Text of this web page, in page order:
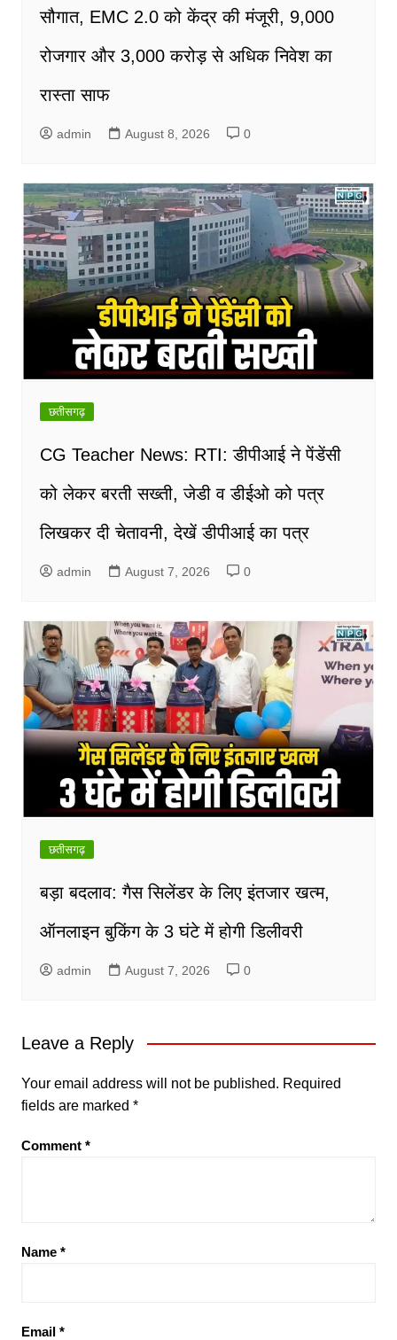
सौगात, EMC 2.0 को केंद्र की मंजूरी, 9,000
रोजगार और 3,000 करोड़ से अधिक निवेश का
रास्ता साफ
admin August 8, 2026 0
छतीसगढ़
CG Teacher News: RTI: डीपीआई ने पेंडेंसी
को लेकर बरती सख्ती, जेडी व डीईओ को पत्र
लिखकर दी चेतावनी, देखें डीपीआई का पत्र
admin August 7, 2026 0
छतीसगढ़
बड़ा बदलाव: गैस सिलेंडर के लिए इंतजार खत्म,
ऑनलाइन बुकिंग के 3 घंटे में होगी डिलीवरी
admin August 7, 2026 0
Leave a Reply
Your email address will not be published. Required
fields are marked *
Comment *
Name *
Email *